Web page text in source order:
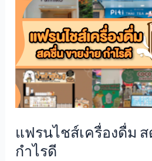
แฟรนไชส์เครื่องดื่ม
กำไรดี
ไชส์
เครื่อง
ดื่ม
สดชื่น
ขาย
ง่าย
ดี